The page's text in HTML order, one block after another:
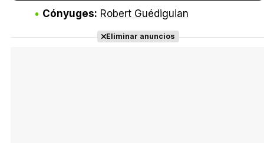
Cónyuges: Robert Guédiguian
Eliminar anuncios